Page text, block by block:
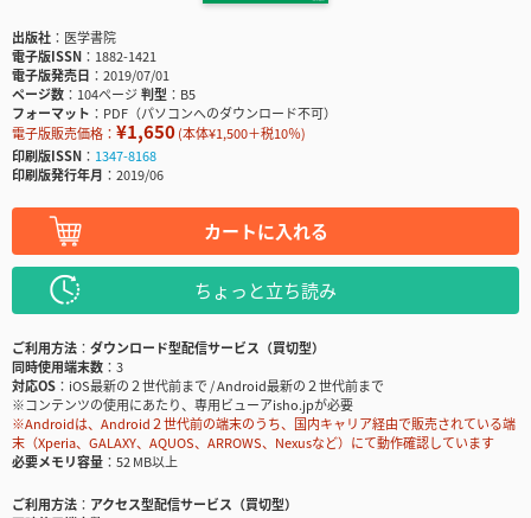
出版社
医学書院
電子版ISSN
1882-1421
電子版発売日
2019/07/01
ページ数
104ページ判型
B5
フォーマット
PDF（パソコンへのダウンロード不可）
電子版販売価格： ¥1,650(本体¥1,500＋税10％)
印刷版ISSN
1347-8168
印刷版発行年月
2019/06
カートに入れる
ちょっと立ち読み
ご利用方法
ダウンロード型配信サービス（買切型）
同時使用端末数
3
対応OS
iOS最新の２世代前まで / Android最新の２世代前まで
※コンテンツの使用にあたり、専用ビューアisho.jpが必要
※Androidは、Android２世代前の端末のうち、国内キャリア経由で販売されている端
末（Xperia、GALAXY、AQUOS、ARROWS、Nexusなど）にて動作確認しています
必要メモリ容量
52 MB以上
ご利用方法
アクセス型配信サービス（買切型）